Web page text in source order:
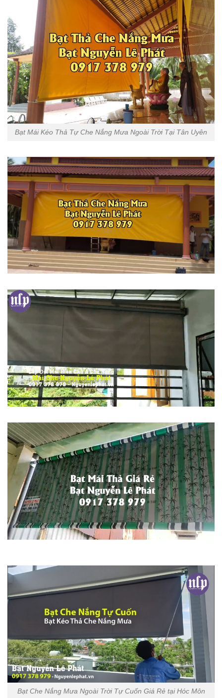
Bạt Mái Kéo Thả Tự Che Nắng Mưa Ngoài Trời Tại Tân Uyên
Bạt Che Nắng Mưa Ngoài Trời Tự Cuốn Giá Rẻ tại Hóc Môn